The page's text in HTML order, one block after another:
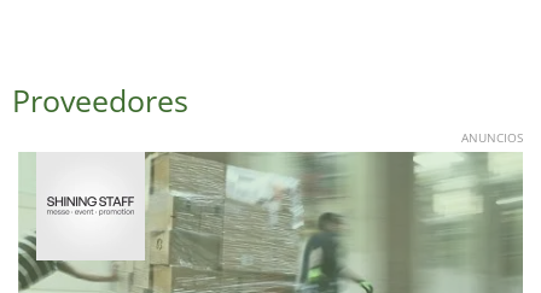
Proveedores
ANUNCIOS